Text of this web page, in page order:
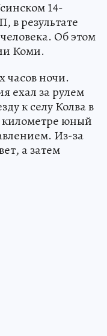
14-
в результате
Об этом
Коми.
часов ночи.
ехал за рулем
к селу Колва в
юный
Из-за
а затем